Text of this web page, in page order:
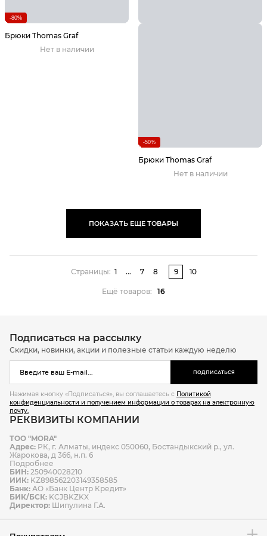
-80%
Брюки Thomas Graf
Нет в наличии
-50%
Брюки Thomas Graf
Нет в наличии
ПОКАЗАТЬ ЕЩЕ ТОВАРЫ
Страницы: 1 ... 7 8 9 10
Ещё товаров: 16
Подписаться на рассылку
Скидки, новинки, акции и полезные статьи каждую неделю
ПОДПИСАТЬСЯ
Нажимая кнопку «Подписаться», вы соглашаетесь с Политикой
конфиденциальности и получением информации о товарах на электронную
почту.
РЕКВИЗИТЫ КОМПАНИИ
ТОО "MORA"
Адрес: РК, г. Алматы, индекс 050060, Бостандыкский р., ул.
Жарокова, д 366, н.п. 6
Подробнее
БИН: 250940028210
ИИК: KZ898562203149358585
Банк: АО «Банк Центр Кредит»
БИК/БСК: KCJBKZKX
Директор: Шипулина Г.А.